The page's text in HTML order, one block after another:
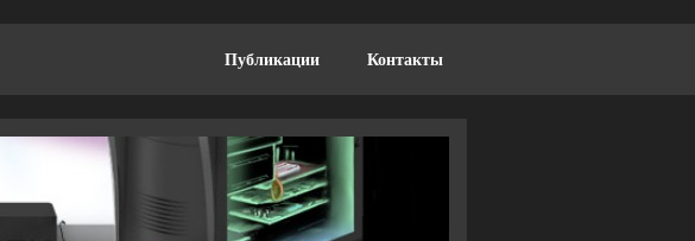
Публикации Контакты